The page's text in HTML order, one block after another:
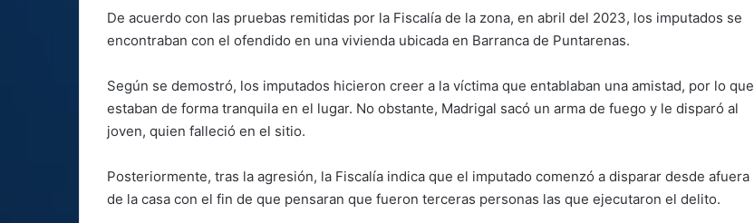
De acuerdo con las pruebas remitidas por la Fiscalía de la zona, en abril del 2023, los imputados se
encontraban con el ofendido en una vivienda ubicada en Barranca de Puntarenas.
Según se demostró, los imputados hicieron creer a la víctima que entablaban una amistad, por lo que
estaban de forma tranquila en el lugar. No obstante, Madrigal sacó un arma de fuego y le disparó al
joven, quien falleció en el sitio.
Posteriormente, tras la agresión, la Fiscalía indica que el imputado comenzó a disparar desde afuera
de la casa con el fin de que pensaran que fueron terceras personas las que ejecutaron el delito.